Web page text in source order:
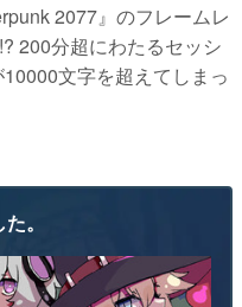
2077』のフレームレ
200分超にわたるセッシ
文字を超えてしまっ
。